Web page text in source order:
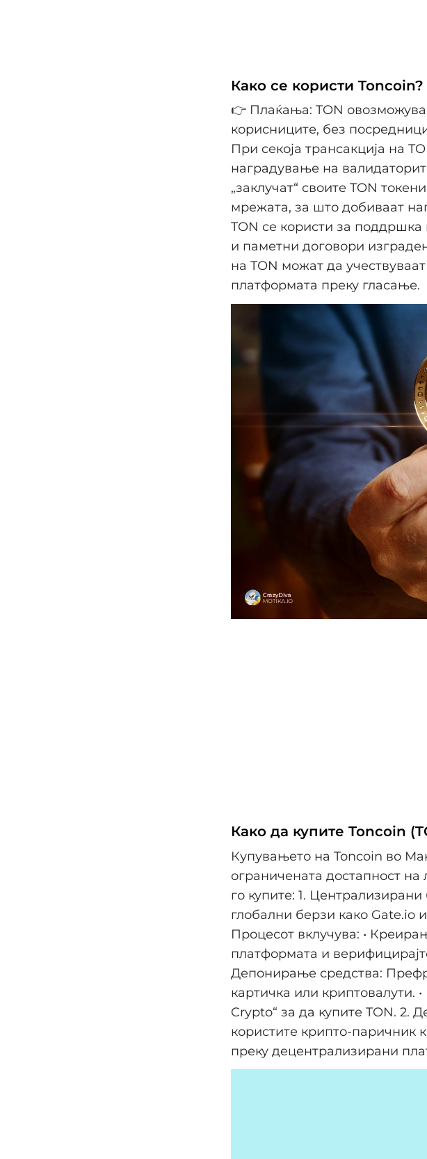
Како се користи Toncoin?
👉 Плаќања: TON
корисниците, без
При секоја трансакција на
наградување на
„заклучат“ своите TON
мрежата, за што добиваат
TON се користи за
и паметни договори
на TON можат да
платформата преку гласање.
Како да купите Toncoin
Купувањето на Toncoin во
ограничената достапност
го купите: 1.
глобални берзи како Gate.io
Процесот вклучува: •
платформата и
Депонирање средства:
картичка или криптовалути.
Crypto“ за да купите TON. 2.
користите крипто-паричник
преку децентрализирани